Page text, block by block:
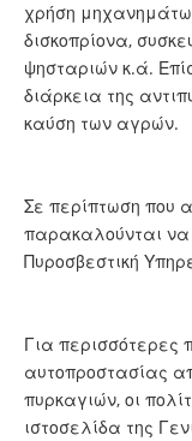
χρήση
δισκοπρίονα,
ψησταριών κ.ά.
διάρκεια της
καύση των αγρών.
Σε περίπτωση που
παρακαλούνται να
Πυροσβεστική
Για περισσότερες
αυτοπροστασίας
πυρκαγιών, οι
ιστοσελίδα της